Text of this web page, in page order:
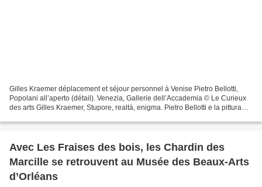
Gilles Kraemer déplacement et séjour personnel à Venise Pietro Bellotti,
Popolani all’aperto (détail). Venezia, Gallerie dell’Accademia © Le Curieux
des arts Gilles Kraemer, Stupore, realtà, enigma. Pietro Bellotti e la pittura
Avec Les Fraises des bois, les Chardin des
Marcille se retrouvent au Musée des Beaux-Arts
d’Orléans